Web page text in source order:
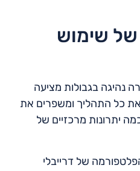
של שימוש
נהיגה בגבולות מציעה
את כל התהליך ומשפרים את
יתרונות מרכזיים של
של דרייבלי